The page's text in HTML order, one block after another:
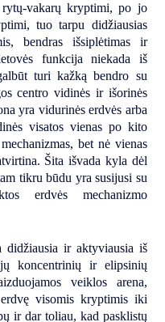
vakarų kryptimi, po jo
tuo tarpu didžiausias
bendras išsiplėtimas ir
funkcija niekada iš
turi kažką bendro su
centro vidinės ir išorinės
yra vidurinės erdvės arba
visatos vienas po kito
bet nė vienas
Šita išvada kyla dėl
tikru būdu yra susijusi su
erdvės mechanizmo
didžiausia ir aktyviausia iš
koncentrinių ir elipsinių
veiklos arena,
visomis kryptimis iki
ir dar toliau, kad pasklistų